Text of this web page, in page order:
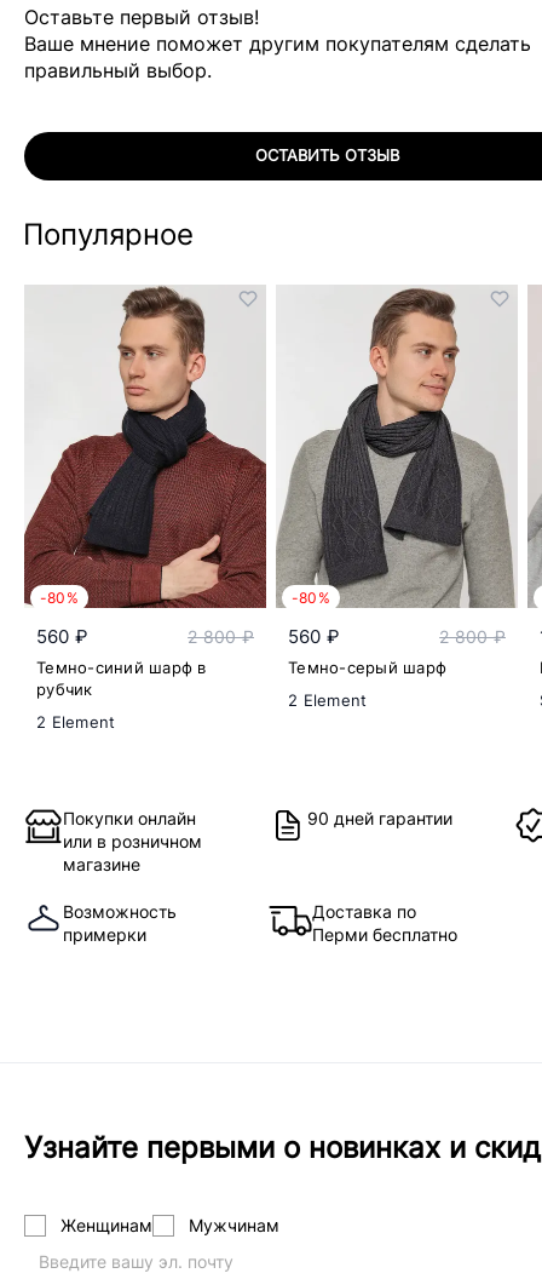
Оставьте первый отзыв!
Ваше мнение поможет другим покупателям сделать
правильный выбор.
ОСТАВИТЬ ОТЗЫВ
Популярное
-80%
560 ₽ 2 800 ₽
Темно-синий шарф в
рубчик
2 Element
-80%
560 ₽ 2 800 ₽
Темно-серый шарф
2 Element
Покупки онлайн
или в розничном
магазине
90 дней гарантии
Возможность
примерки
Доставка по
Перми бесплатно
Узнайте первыми о новинках и
Женщинам Мужчинам